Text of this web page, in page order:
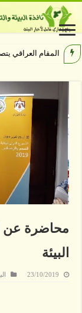
المقام العراقي
محاضرة عن
البيئة
23/10/2019